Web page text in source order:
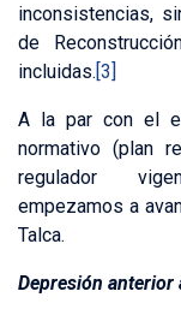
inconsistencias,
de
incluidas.[3]
A la par con el
normativo (plan
regulador
empezamos a
Talca.
Depresión anterior